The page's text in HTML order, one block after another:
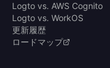
Logto vs. AWS Cognito
Logto vs. WorkOS
更新履歴
ロードマップ